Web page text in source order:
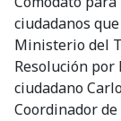
ciudadanos
Ministerio del
Resolución por
ciudadano
Coordinador